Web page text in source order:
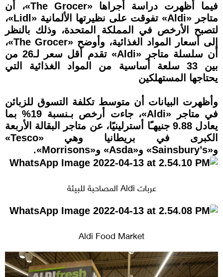
فيما أظهرت دراسة أجراها «The Grocer»، أن
متاجر «Aldi» تفوقت على نظيرتها الألمانية «Lidl»،
لتصبح الأرخص في المملكة المتحدة، وذلك بالنظر
إلى أسعار المواد الغذائية، وأوضح «The Grocer»،
أن سلسلة متاجر «Aldi» تقدم أقل سعر لـ26 من
بين 33 سلعة أساسية من المواد الغذائية التي
يحتاجها المستهلكين
وأظهرت البيانات أن متوسط تكلفة التسوق للزبائن
في متاجر «Aldi»، جاءت أرخص بـنسبة 19% بما
يعادل 9.88 جنيهـًا أسترلينيًا، عن متاجر البقالة الأربعة
الكبرى في بريطانيا وهي «Tesco»
و«Sainsbury’s» و«Asda» و«Morrisons».
عربات Aldi المصاحبة للبيئة
Aldi Food Market